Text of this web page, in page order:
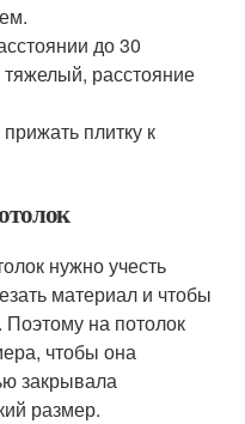
до 30
расстояние
плитку к
нужно учесть
материал и чтобы
на потолок
чтобы она
закрывала
размер.